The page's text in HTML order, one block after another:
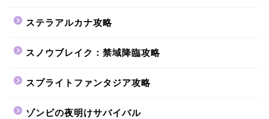
ステラアルカナ攻略
スノウブレイク：禁域降臨攻略
スプライトファンタジア攻略
ゾンビの夜明けサバイバル